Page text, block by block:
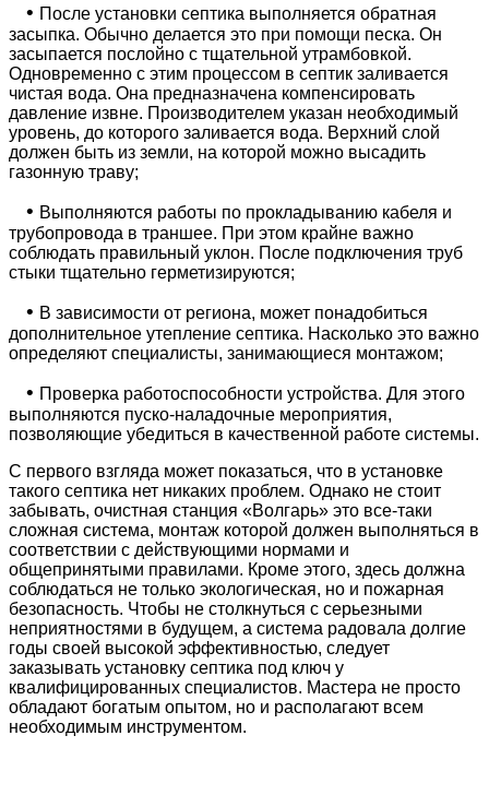
• После установки септика выполняется обратная
засыпка. Обычно делается это при помощи песка. Он
засыпается послойно с тщательной утрамбовкой.
Одновременно с этим процессом в септик заливается
чистая вода. Она предназначена компенсировать
давление извне. Производителем указан необходимый
уровень, до которого заливается вода. Верхний слой
должен быть из земли, на которой можно высадить
газонную траву;
• Выполняются работы по прокладыванию кабеля и
трубопровода в траншее. При этом крайне важно
соблюдать правильный уклон. После подключения труб
стыки тщательно герметизируются;
• В зависимости от региона, может понадобиться
дополнительное утепление септика. Насколько это важно
определяют специалисты, занимающиеся монтажом;
• Проверка работоспособности устройства. Для этого
выполняются пуско-наладочные мероприятия,
позволяющие убедиться в качественной работе системы.
С первого взгляда может показаться, что в установке
такого септика нет никаких проблем. Однако не стоит
забывать, очистная станция «Волгарь» это все-таки
сложная система, монтаж которой должен выполняться в
соответствии с действующими нормами и
общепринятыми правилами. Кроме этого, здесь должна
соблюдаться не только экологическая, но и пожарная
безопасность. Чтобы не столкнуться с серьезными
неприятностями в будущем, а система радовала долгие
годы своей высокой эффективностью, следует
заказывать установку септика под ключ у
квалифицированных специалистов. Мастера не просто
обладают богатым опытом, но и располагают всем
необходимым инструментом.